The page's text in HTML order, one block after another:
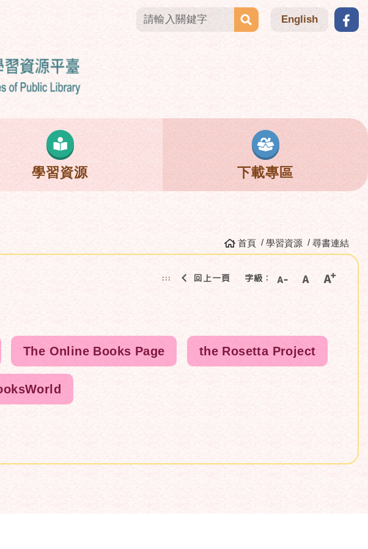
English
學習資源 下載專區
首頁 學習資源 尋書連結
::: 回上一頁 字級：
The Online Books Page the Rosetta Project